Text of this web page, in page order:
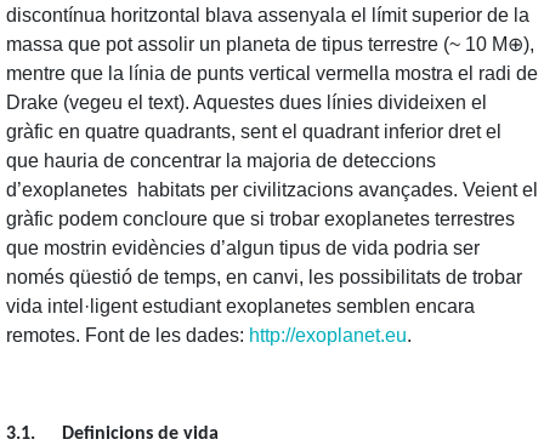
discontínua horitzontal blava assenyala el límit superior de la
massa que pot assolir un planeta de tipus terrestre (~ 10 M⊕),
mentre que la línia de punts vertical vermella mostra el radi de
Drake (vegeu el text). Aquestes dues línies divideixen el
gràfic en quatre quadrants, sent el quadrant inferior dret el
que hauria de concentrar la majoria de deteccions
d’exoplanetes habitats per civilitzacions avançades. Veient el
gràfic podem concloure que si trobar exoplanetes terrestres
que mostrin evidències d’algun tipus de vida podria ser
només qüestió de temps, en canvi, les possibilitats de trobar
vida intel·ligent estudiant exoplanetes semblen encara
remotes. Font de les dades: http://exoplanet.eu.
3.1. Definicions de vida